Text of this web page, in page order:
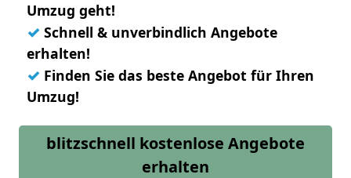
Umzug geht!
✓ Schnell & unverbindlich Angebote
erhalten!
✓ Finden Sie das beste Angebot für Ihren
Umzug!
blitzschnell kostenlose Angebote
erhalten